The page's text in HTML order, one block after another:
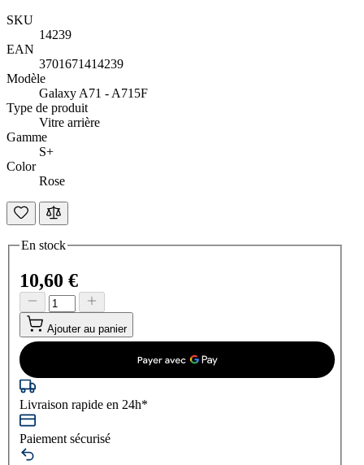
SKU
14239
EAN
3701671414239
Modèle
Galaxy A71 - A715F
Type de produit
Vitre arrière
Gamme
S+
Color
Rose
En stock
10,60 €
Ajouter au panier
Livraison rapide en 24h*
Paiement sécurisé